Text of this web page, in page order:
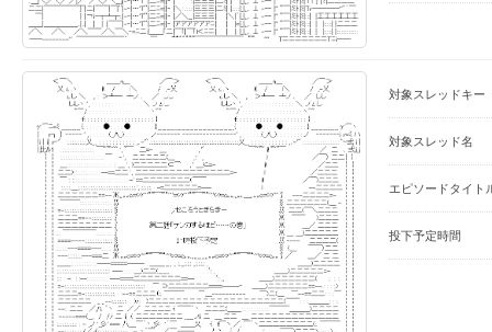
対象スレッドキー
対象スレッド名
エピソードタイト
投下予定時間